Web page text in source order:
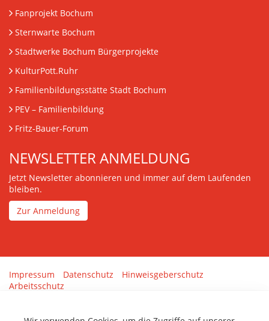
Fanprojekt Bochum
Sternwarte Bochum
Stadtwerke Bochum Bürgerprojekte
KulturPott.Ruhr
Familienbildungsstätte Stadt Bochum
PEV– Familienbildung
Fritz-Bauer-Forum
NEWSLETTER ANMELDUNG
Jetzt Newsletter abonnieren und immer auf dem Laufenden
bleiben.
Zur Anmeldung
Impressum Datenschutz
Hinweisgeberschutz
Arbeitsschutz